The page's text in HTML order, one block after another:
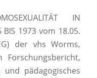
IN
BIS 1973 vom 18.05.
der vhs Worms,
pädagogisches